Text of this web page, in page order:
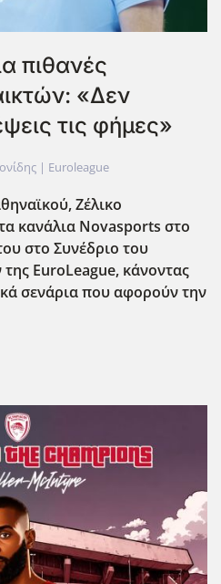
πιθανές
«Δεν
τις φήμες»
| Euroleague
Ζέλικο
κανάλια Novasports στο
στο Συνέδριο του
EuroLeague, κάνοντας
σενάρια που αφορούν την